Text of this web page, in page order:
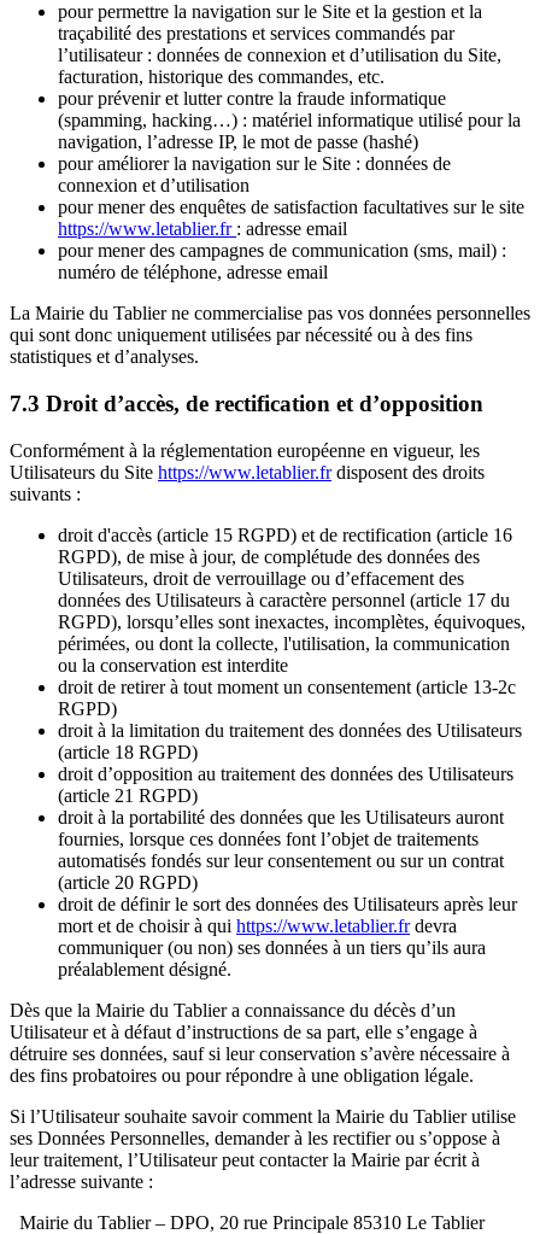
pour permettre la navigation sur le Site et la gestion et la
traçabilité des prestations et services commandés par
l’utilisateur : données de connexion et d’utilisation du Site,
facturation, historique des commandes, etc.
pour prévenir et lutter contre la fraude informatique
(spamming, hacking…) : matériel informatique utilisé pour la
navigation, l’adresse IP, le mot de passe (hashé)
pour améliorer la navigation sur le Site : données de
connexion et d’utilisation
pour mener des enquêtes de satisfaction facultatives sur le site
https://www.letablier.fr : adresse email
pour mener des campagnes de communication (sms, mail) :
numéro de téléphone, adresse email
La Mairie du Tablier ne commercialise pas vos données personnelles
qui sont donc uniquement utilisées par nécessité ou à des fins
statistiques et d’analyses.
7.3 Droit d’accès, de rectification et d’opposition
Conformément à la réglementation européenne en vigueur, les
Utilisateurs du Site https://www.letablier.frdisposent des droits
suivants :
droit d'accès (article 15 RGPD) et de rectification (article 16
RGPD), de mise à jour, de complétude des données des
Utilisateurs, droit de verrouillage ou d’effacement des
données des Utilisateurs à caractère personnel (article 17 du
RGPD), lorsqu’elles sont inexactes, incomplètes, équivoques,
périmées, ou dont la collecte, l'utilisation, la communication
ou la conservation est interdite
droit de retirer à tout moment un consentement (article 13-2c
RGPD)
droit à la limitation du traitement des données des Utilisateurs
(article 18 RGPD)
droit d’opposition au traitement des données des Utilisateurs
(article 21 RGPD)
droit à la portabilité des données que les Utilisateurs auront
fournies, lorsque ces données font l’objet de traitements
automatisés fondés sur leur consentement ou sur un contrat
(article 20 RGPD)
droit de définir le sort des données des Utilisateurs après leur
mort et de choisir à qui https://www.letablier.frdevra
communiquer (ou non) ses données à un tiers qu’ils aura
préalablement désigné.
Dès que la Mairie du Tablier a connaissance du décès d’un
Utilisateur et à défaut d’instructions de sa part, elle s’engage à
détruire ses données, sauf si leur conservation s’avère nécessaire à
des fins probatoires ou pour répondre à une obligation légale.
Si l’Utilisateur souhaite savoir comment la Mairie du Tablier utilise
ses Données Personnelles, demander à les rectifier ou s’oppose à
leur traitement, l’Utilisateur peut contacter la Mairie par écrit à
l’adresse suivante :
Mairie du Tablier – DPO, 20 rue Principale 85310 Le Tablier